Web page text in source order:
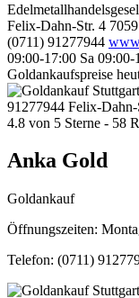
Felix-Dahn-Str. 4
(0711) 91277944
09:00-17:00 Sa 09:00-
Goldankaufspreise
91277944 Felix-Dahn-
4.8 von 5 Sterne - 58
Anka Gold
Goldankauf
Öffnungszeiten:
Telefon: (0711)